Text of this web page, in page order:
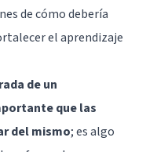
de cómo debería
el aprendizaje
de un
que las
del mismo; es algo